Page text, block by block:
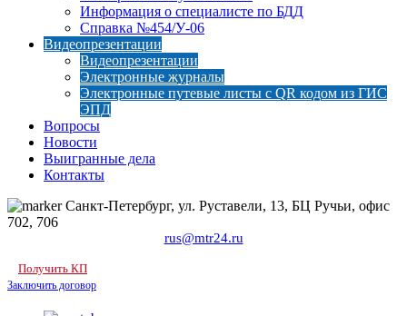
Информация о специалисте по БДД
Справка №454/У-06
Видеопрезентации
Видеопрезентации
Электронные журналы
Электронные путевые листы с QR кодом из ГИС
ЭПД
Вопросы
Новости
Выигранные дела
Контакты
Санкт-Петербург, ул. Руставели, 13, БЦ Ручьи, офис
702, 706
rus@mtr24.ru
Получить КП
Заключить договор